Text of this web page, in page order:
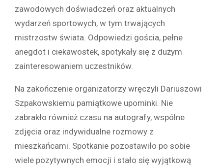
zawodowych doświadczeń oraz aktualnych
wydarzeń sportowych, w tym trwających
mistrzostw świata. Odpowiedzi gościa, pełne
anegdot i ciekawostek, spotykały się z dużym
zainteresowaniem uczestników.
Na zakończenie organizatorzy wręczyli Dariuszowi
Szpakowskiemu pamiątkowe upominki. Nie
zabrakło również czasu na autografy, wspólne
zdjęcia oraz indywidualne rozmowy z
mieszkańcami. Spotkanie pozostawiło po sobie
wiele pozytywnych emocji i stało się wyjątkową